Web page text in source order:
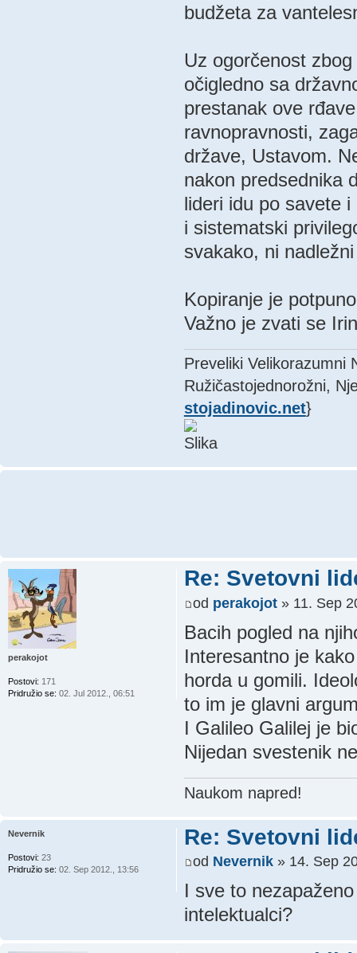
budžeta za
Uz ogorčenost
očigledno sa
prestanak ove
ravnopravnosti,
države, Ustavom.
nakon predsednika
lideri idu po savete
i sistematski
svakako, ni
Kopiranje je
Važno je zvati se
Preveliki Velikorazumni
Ružičastojednorožni,
stojadinovic.net}
Re: Svetovni
od perakojot» 11. Sep
Bacih pogled na
Interesantno je
horda u gomili.
to im je glavni
I Galileo Galilej je
Nijedan svestenik
Naukom napred!
perakojot
Postovi: 171
Pridružio se: 02. Jul 2012., 06:51
Re: Svetovni
od Nevernik» 14. Sep
I sve to
intelektualci?
Nevernik
Postovi: 23
Pridružio se: 02. Sep 2012., 13:56